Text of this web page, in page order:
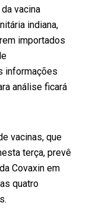
vacina
indiana,
importados
informações
análise ficará
vacinas, que
terça, prevê
Covaxin em
quatro